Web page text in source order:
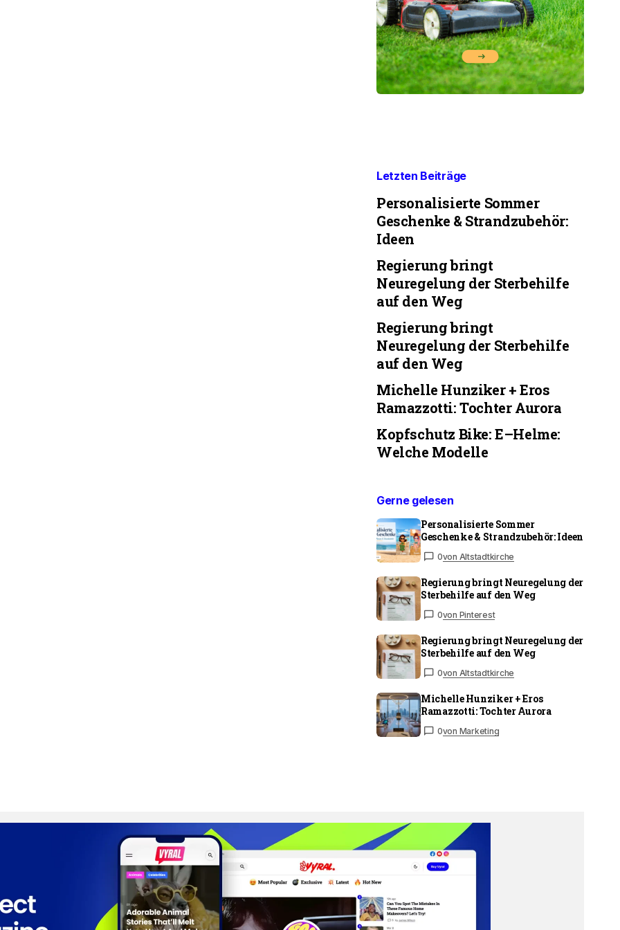
Letzten Beiträge
Personalisierte Sommer
Geschenke & Strandzubehör:
Ideen
Regierung bringt
Neuregelung der Sterbehilfe
auf den Weg
Regierung bringt
Neuregelung der Sterbehilfe
auf den Weg
Michelle Hunziker + Eros
Ramazzotti: Tochter Aurora
Kopfschutz Bike: E–Helme:
Welche Modelle
Gerne gelesen
Personalisierte Sommer
Geschenke & Strandzubehör: Ideen
0von Altstadtkirche
Regierung bringt Neuregelung der
Sterbehilfe auf den Weg
0von Pinterest
Regierung bringt Neuregelung der
Sterbehilfe auf den Weg
0von Altstadtkirche
Michelle Hunziker + Eros
Ramazzotti: Tochter Aurora
0von Marketing